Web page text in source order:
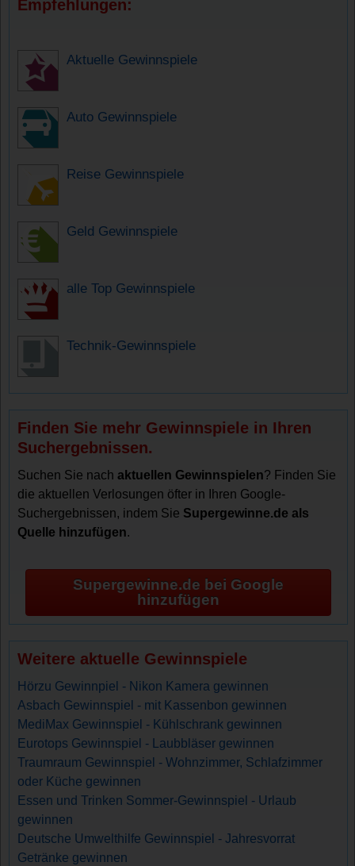
Empfehlungen:
Aktuelle Gewinnspiele
Auto Gewinnspiele
Reise Gewinnspiele
Geld Gewinnspiele
alle Top Gewinnspiele
Technik-Gewinnspiele
Finden Sie mehr Gewinnspiele in Ihren
Suchergebnissen.
Suchen Sie nachaktuellen Gewinnspielen? Finden Sie
die aktuellen Verlosungen öfter in Ihren Google-
Suchergebnissen, indem Sie Supergewinne.de als
Quelle hinzufügen.
Supergewinne.de bei Google
hinzufügen
Weitere aktuelle Gewinnspiele
Hörzu Gewinnpiel - Nikon Kamera gewinnen
Asbach Gewinnspiel - mit Kassenbon gewinnen
MediMax Gewinnspiel - Kühlschrank gewinnen
Eurotops Gewinnspiel - Laubbläser gewinnen
Traumraum Gewinnspiel - Wohnzimmer, Schlafzimmer
oder Küche gewinnen
Essen und Trinken Sommer-Gewinnspiel - Urlaub
gewinnen
Deutsche Umwelthilfe Gewinnspiel - Jahresvorrat
Getränke gewinnen